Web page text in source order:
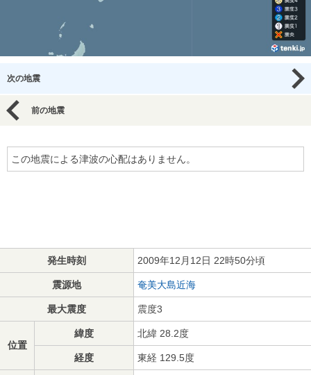
次の地震
前の地震
この地震による津波の心配はありません。
発生時刻 2009年12月12日 22時50分頃
震源地 奄美大島近海
最大震度 震度3
位置
緯度 北緯 28.2度
経度 東経 129.5度